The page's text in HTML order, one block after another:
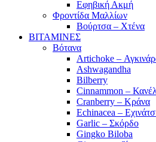
Εφηβική Ακμή
Φροντίδα Μαλλίων
Βούρτσα – Χτένα
ΒΙΤΑΜΙΝΕΣ
Βότανα
Artichoke –
Ashwagandha
Bilberry
Cinnammon –
Cranberry – Κράνα
Echinacea –
Garlic – Σκόρδο
Gingko Biloba